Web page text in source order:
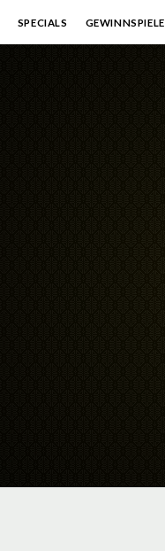
SPECIALS GEWINNSPIELE